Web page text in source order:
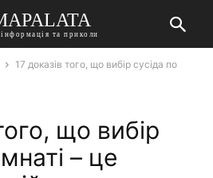
інформація та приколи
17 доказів того, що вибір сусіда по
що вибір
– це